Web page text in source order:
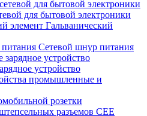
для бытовой электроники
Гальванический
Сетевой шнур питания
устройство
промышленные и
розетки
разъемов CEE